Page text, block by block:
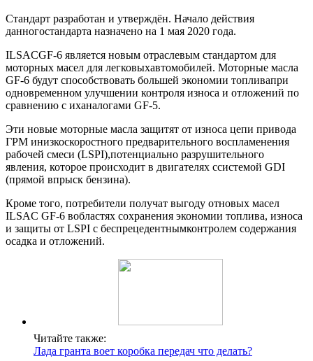
Стандарт разработан и утверждён. Начало действия
данногостандарта назначено на 1 мая 2020 года.
ILSACGF-6 является новым отраслевым стандартом для
моторных масел для легковыхавтомобилей. Моторные масла
GF-6 будут способствовать большей экономии топливапри
одновременном улучшении контроля износа и отложений по
сравнению с иханалогами GF-5.
Эти новые моторные масла защитят от износа цепи привода
ГРМ инизкоскоростного предварительного воспламенения
рабочей смеси (LSPI),потенциально разрушительного
явления, которое происходит в двигателях ссистемой GDI
(прямой впрыск бензина).
Кроме того, потребители получат выгоду отновых масел
ILSAC GF-6 вобластях сохранения экономии топлива, износа
и защиты от LSPI с беспрецедентнымконтролем содержания
осадка и отложений.
Читайте также:
Лада гранта воет коробка передач что делать?